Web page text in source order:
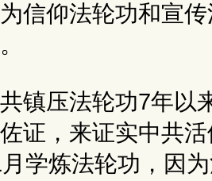
信仰法轮功和宣
镇压法轮功7年以
证，来证实中共
学炼法轮功，因